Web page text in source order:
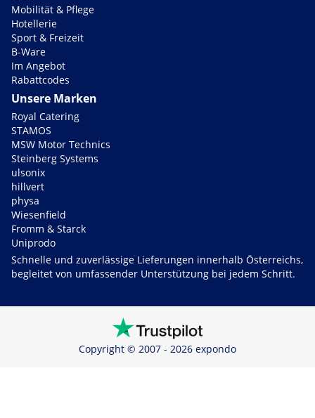
Mobilität & Pflege
Hotellerie
Sport & Freizeit
B-Ware
Im Angebot
Rabattcodes
Unsere Marken
Royal Catering
STAMOS
MSW Motor Technics
Steinberg Systems
ulsonix
hillvert
physa
Wiesenfield
Fromm & Starck
Uniprodo
Schnelle und zuverlässige Lieferungen innerhalb Österreichs,
begleitet von umfassender Unterstützung bei jedem Schritt.
Copyright © 2007 - 2026 expondo